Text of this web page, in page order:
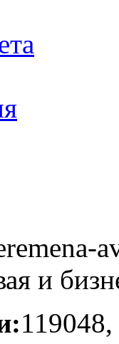
и